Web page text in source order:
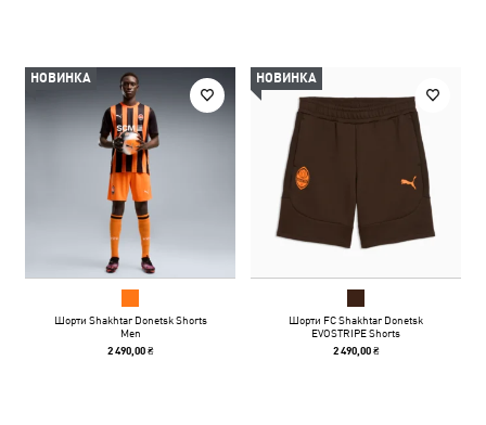
НОВИНКА
Шорти Shakhtar Donetsk Shorts
Men
2 490,00 ₴
НОВИНКА
Шорти FC Shakhtar Donetsk
EVOSTRIPE Shorts
2 490,00 ₴